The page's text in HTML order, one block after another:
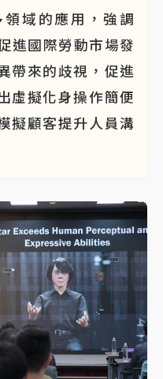
域的應用，強調
進國際勞動市場發
帶來的歧視，促進
虛擬化身操作簡便
擬顧客提升人員溝